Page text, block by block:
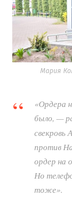
Мария
«Ордера
было, —
свекровь
против
ордер на
Но
тоже».